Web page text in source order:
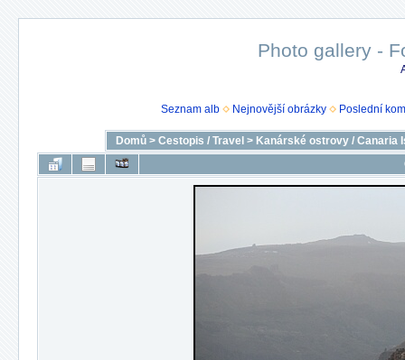
Photo gallery -
Seznam alb Nejnovější obrázky Poslední
Domů > Cestopis / Travel > Kanárské ostrovy / Canaria